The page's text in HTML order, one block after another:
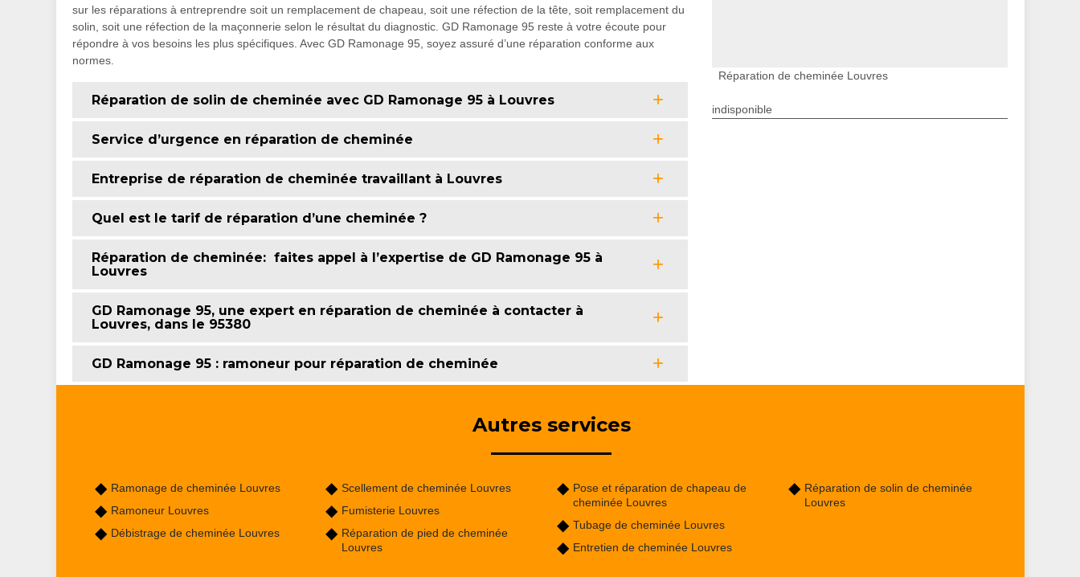
sur les réparations à entreprendre soit un remplacement de chapeau, soit une réfection de la tête, soit remplacement du
solin, soit une réfection de la maçonnerie selon le résultat du diagnostic. GD Ramonage 95 reste à votre écoute pour
répondre à vos besoins les plus spécifiques. Avec GD Ramonage 95, soyez assuré d’une réparation conforme aux
normes.
Réparation de solin de cheminée avec GD Ramonage 95 à Louvres
Service d’urgence en réparation de cheminée
Entreprise de réparation de cheminée travaillant à Louvres
Quel est le tarif de réparation d’une cheminée ?
Réparation de cheminée: faites appel à l’expertise de GD Ramonage 95 à
Louvres
GD Ramonage 95, une expert en réparation de cheminée à contacter à
Louvres, dans le 95380
GD Ramonage 95 : ramoneur pour réparation de cheminée
Réparation de cheminée Louvres
indisponible
Autres services
Ramonage de cheminée Louvres
Ramoneur Louvres
Débistrage de cheminée Louvres
Scellement de cheminée Louvres
Fumisterie Louvres
Réparation de pied de cheminée
Louvres
Pose et réparation de chapeau de
cheminée Louvres
Tubage de cheminée Louvres
Entretien de cheminée Louvres
Réparation de solin de cheminée
Louvres